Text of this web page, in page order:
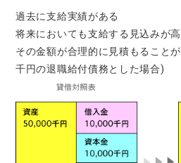
過去に支給実績がある
将来においても支給する見込みが
その金額が合理的に見積もること
千円の退職給付債務とした場合)